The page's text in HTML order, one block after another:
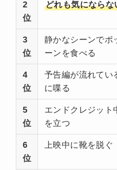
2
位
どれも気にならな
3
位
静かなシーンでポ
ーンを食べる
4
位
予告編が流れてい
に喋る
5
位
エンドクレジット
を立つ
6
位
上映中に靴を脱ぐ